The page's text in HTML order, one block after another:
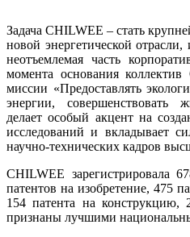
Задача CHILWEE – стать
новой энергетической
неотъемлемая часть
момента основания
миссии «Предоставлять
энергии, совершенствовать
делает особый акцент на
исследований и вкладывает
научно-технических кадров
CHILWEE зарегистрировала
патентов на изобретение, 475
154 патента на конструкцию,
признаны лучшими